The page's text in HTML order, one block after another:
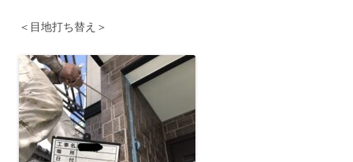
＜目地打ち替え＞